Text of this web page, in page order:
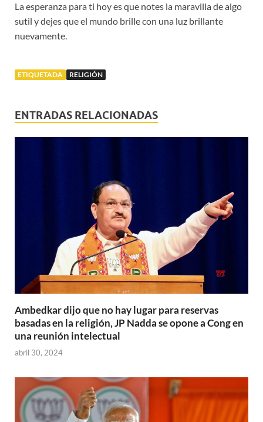
La esperanza para ti hoy es que notes la maravilla de algo
sutil y dejes que el mundo brille con una luz brillante
nuevamente.
ETIQUETADA RELIGIÓN
ENTRADAS RELACIONADAS
Ambedkar dijo que no hay lugar para reservas
basadas en la religión, JP Nadda se opone a Cong en
una reunión intelectual
abril 30, 2024